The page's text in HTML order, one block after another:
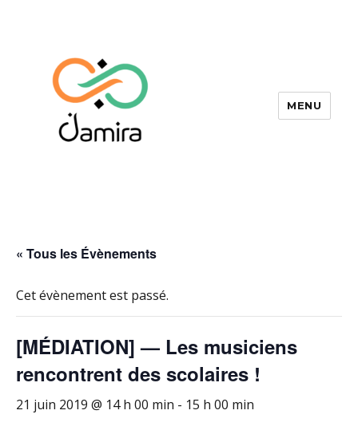
MENU
« Tous les Évènements
Cet évènement est passé.
[MÉDIATION] — Les musiciens
rencontrent des scolaires !
21 juin 2019 @ 14 h 00 min - 15 h 00 min